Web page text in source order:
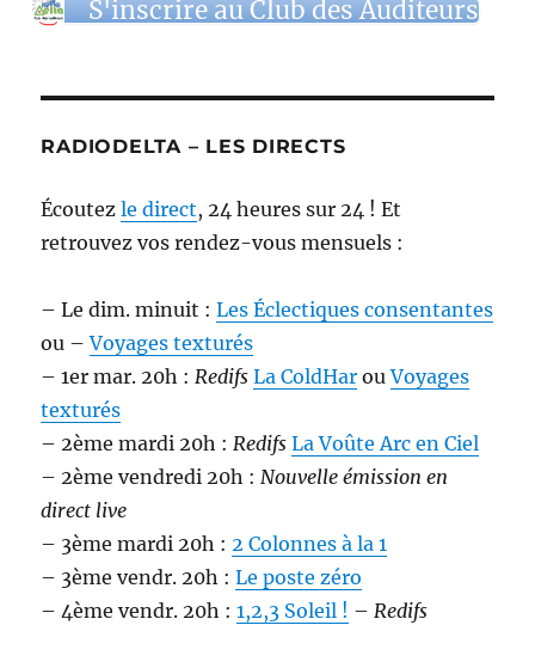
S'inscrire au Club des Auditeurs
RADIODELTA – LES DIRECTS
Écoutezle direct, 24 heures sur 24 ! Et
retrouvez vos rendez-vous mensuels :
– Le dim. minuit :Les Éclectiques consentantes
ou –Voyages texturés
– 1er mar. 20h : Redifs La ColdHar ouVoyages
texturés
– 2ème mardi 20h : Redifs La Voûte Arc en Ciel
– 2ème vendredi 20h : Nouvelle émission en
direct live
– 3ème mardi 20h : 2 Colonnes à la 1
– 3ème vendr. 20h :Le poste zéro
– 4ème vendr. 20h :1,2,3 Soleil ! – Redifs